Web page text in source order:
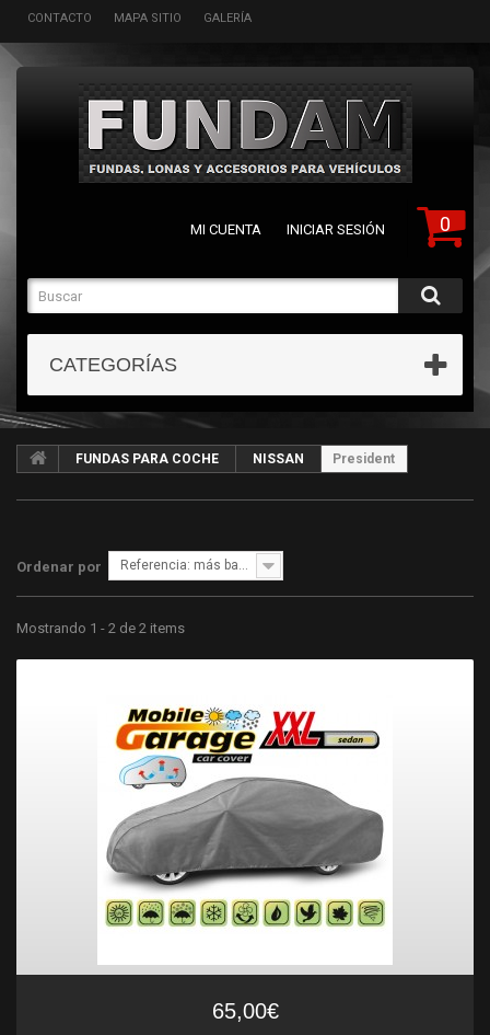
CONTACTO MAPA SITIO GALERÍA
0
MI CUENTA INICIAR SESIÓN
CATEGORÍAS
FUNDAS PARA COCHE NISSAN President
Ordenar por Referencia: más bajo primero
Mostrando 1 - 2 de 2 items
65,00€